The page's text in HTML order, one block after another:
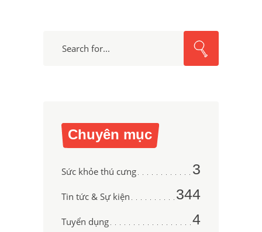
Chuyên mục
Sức khỏe thú cưng 3
Tin tức & Sự kiện 344
Tuyển dụng 4